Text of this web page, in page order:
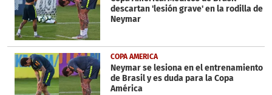
descartan 'lesión grave' en la rodilla de
Neymar
COPA AMERICA
Neymar se lesiona en el entrenamiento
de Brasil y es duda para la Copa
América